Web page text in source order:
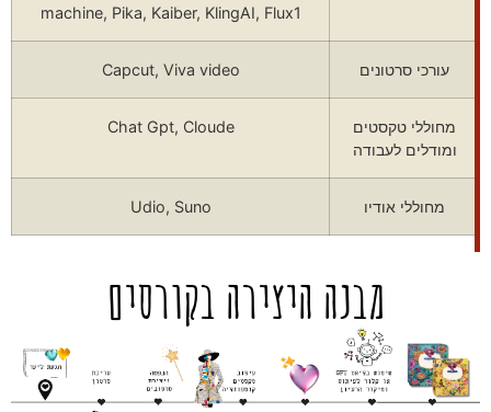
machine, Pika, Kaiber, KlingAI, Flux1
עורכי סרטונים Capcut, Viva video
מחוללי טקסטים
ומודלים לעבודה
Chat Gpt, Cloude
מחוללי אודיו Udio, Suno
מבנה היצירה בקורסים